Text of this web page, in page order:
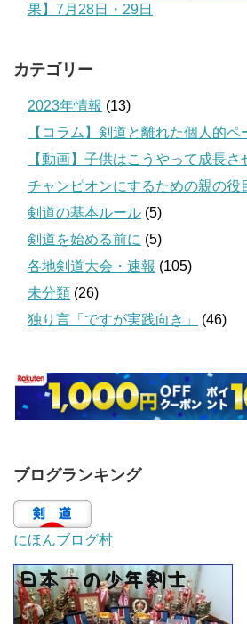
果】7月28日・29日
カテゴリー
2023年情報 (13)
【コラム】剣道と離れた個人的ペ
【動画】子供はこうやって成長さ
チャンピオンにするための親の役
剣道の基本ルール (5)
剣道を始める前に (5)
各地剣道大会・速報 (105)
未分類 (26)
独り言「ですが実践向き」
(46)
ブログランキング
にほんブログ村